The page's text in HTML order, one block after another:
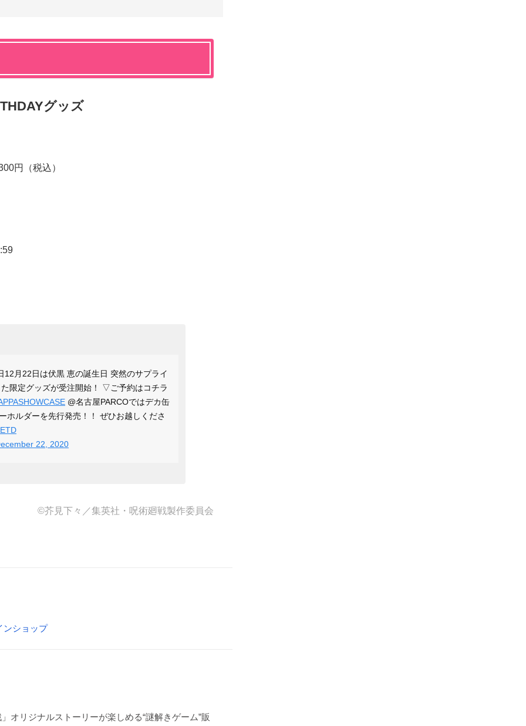
グッズ
円（税込）
12月22日は伏黒 恵の誕生日 突然のサプライ
限定グッズが受注開始！ ▽ご予約はコチラ
@名古屋PARCOではデカ缶
ホルダーを先行発売！！ ぜひお越しくださ
22, 2020
©芥見下々／集英社・呪術廻戦製作委員会
ンショップ
オリジナルストーリーが楽しめる“謎解きゲーム”販